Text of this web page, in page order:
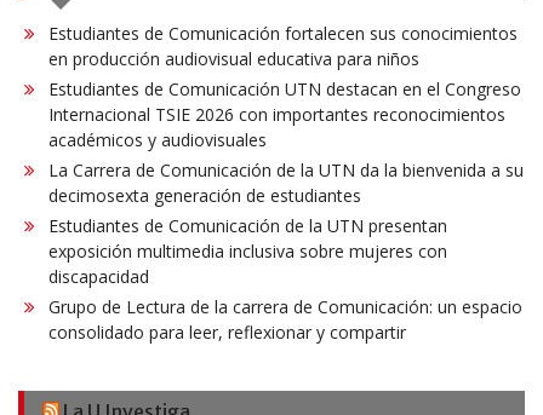
Estudiantes de Comunicación fortalecen sus conocimientos
en producción audiovisual educativa para niños
Estudiantes de Comunicación UTN destacan en el Congreso
Internacional TSIE 2026 con importantes reconocimientos
académicos y audiovisuales
La Carrera de Comunicación de la UTN da la bienvenida a su
decimosexta generación de estudiantes
Estudiantes de Comunicación de la UTN presentan
exposición multimedia inclusiva sobre mujeres con
discapacidad
Grupo de Lectura de la carrera de Comunicación: un espacio
consolidado para leer, reflexionar y compartir